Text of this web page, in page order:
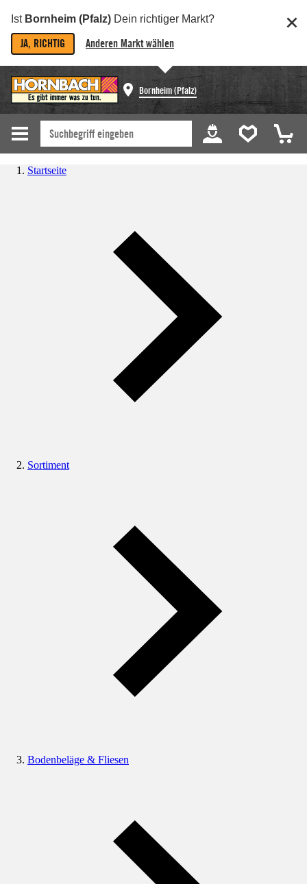
Ist Bornheim (Pfalz) Dein richtiger Markt?
JA, RICHTIG Anderen Markt wählen
Bornheim (Pfalz)
Startseite
Sortiment
Bodenbeläge & Fliesen